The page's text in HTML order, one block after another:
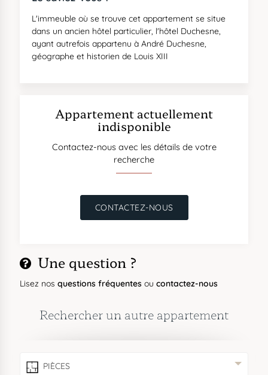
L'immeuble où se trouve cet appartement se situe
dans un ancien hôtel particulier, l'hôtel Duchesne,
ayant autrefois appartenu à André Duchesne,
géographe et historien de Louis XIII
Appartement actuellement
indisponible
Contactez-nous avec les détails de votre
recherche
CONTACTEZ-NOUS
Une question ?
Lisez nos questions fréquentes ou contactez-nous
Rechercher un autre appartement
PIÈCES